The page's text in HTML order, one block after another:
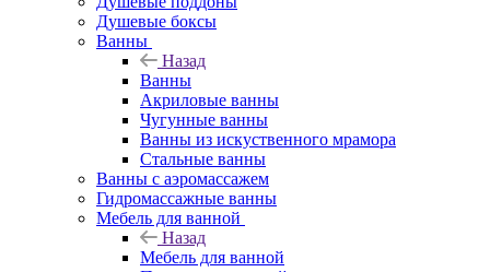
Душевые боксы
Ванны
Назад
Ванны
Акриловые ванны
Чугунные ванны
Ванны из искуственного мрамора
Стальные ванны
Ванны с аэромассажем
Гидромассажные ванны
Мебель для ванной
Назад
Мебель для ванной